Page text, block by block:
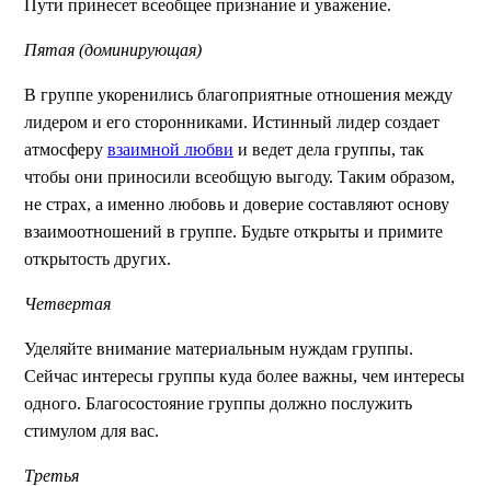
Пути принесет всеобщее признание и уважение.
Пятая (доминирующая)
В группе укоренились благоприятные отношения между
лидером и его сторонниками. Истинный лидер создает
атмосферу взаимной любви и ведет дела группы, так
чтобы они приносили всеобщую выгоду. Таким образом,
не страх, а именно любовь и доверие составляют основу
взаимоотношений в группе. Будьте открыты и примите
открытость других.
Четвертая
Уделяйте внимание материальным нуждам группы.
Сейчас интересы группы куда более важны, чем интересы
одного. Благосостояние группы должно послужить
стимулом для вас.
Третья